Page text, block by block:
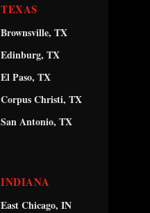
TEXAS
Brownsville, TX
Edinburg, TX
El Paso, TX
Corpus Christi, TX
San Antonio, TX
INDIANA
East Chicago, IN